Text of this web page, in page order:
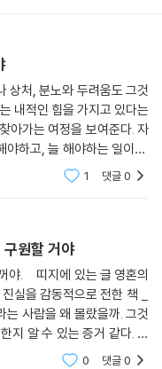
책은 생태계의 위협으로
의 깨어 있는 사람들에게
나 그는 ‘일이나 사랑이나
참한 결론에 도달하고 자기
디 유언이라도 남기기 위
기까지의 내적 고민과 뉴욕
배부른 돼지’라고 부르고,
은 3층 전셋집과 멋있는 연
인이나 깨달은 자가 되고 싶
마음을 확인하고 고향 병천
다.
상처, 분노와 두려움도 그것
내적인 힘을 가지고 있다는
아가는 여정을 보여준다. 자
하고, 늘 해야하는 일이다.
잃고 살아간다. 한국을 대
1 댓글0
원할 거야
띠지에 있는 글 영혼의
전한 책 _
알 수 있는 증거 같다. 그
0 댓글0